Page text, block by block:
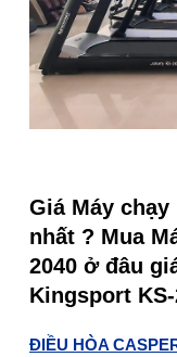
Giá Máy
nhất ? Mua
2040 ở đâu
Kingsport
ĐIỀU HÒA